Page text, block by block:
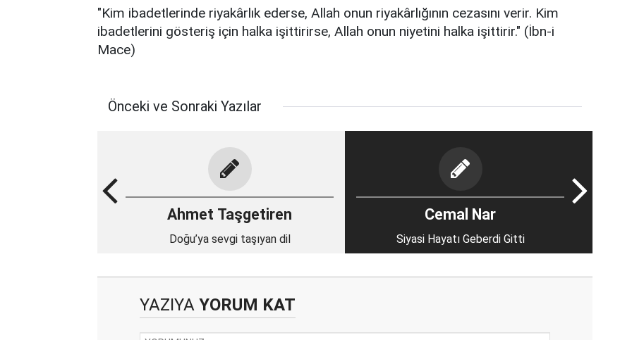
"Kim ibadetlerinde riyakârlık ederse, Allah onun riyakârlığının cezasını verir. Kim
ibadetlerini gösteriş için halka işittirirse, Allah onun niyetini halka işittirir." (İbn-i
Mace)
Önceki ve Sonraki Yazılar
Ahmet Taşgetiren
Doğu’ya sevgi taşıyan dil
Cemal Nar
Siyasi Hayatı Geberdi Gitti
YAZIYA YORUM KAT